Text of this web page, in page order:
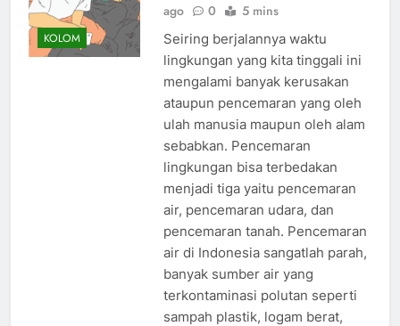
KOLOM
ago
0 5 mins
Seiring berjalannya waktu
lingkungan yang kita tinggali ini
mengalami banyak kerusakan
ataupun pencemaran yang oleh
ulah manusia maupun oleh alam
sebabkan. Pencemaran
lingkungan bisa terbedakan
menjadi tiga yaitu pencemaran
air, pencemaran udara, dan
pencemaran tanah. Pencemaran
air di Indonesia sangatlah parah,
banyak sumber air yang
terkontaminasi polutan seperti
sampah plastik, logam berat,